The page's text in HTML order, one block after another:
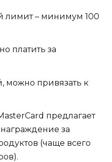
– минимум 100
платить за
можно привязать к
предлагает
за
(чаще всего